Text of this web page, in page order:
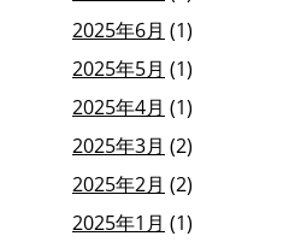
2025年6月 (1)
2025年5月 (1)
2025年4月 (1)
2025年3月 (2)
2025年2月 (2)
2025年1月 (1)